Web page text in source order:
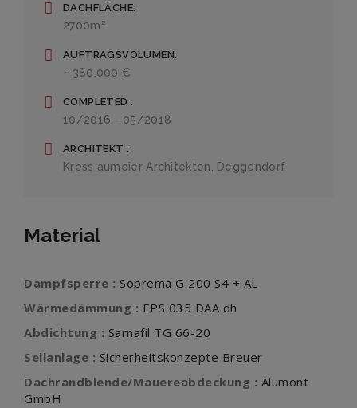
DACHFLÄCHE
2700m²
AUFTRAGSVOLUMEN
~ 380.000 €
COMPLETED
10/2016 - 05/2018
ARCHITEKT
Kress aumeier Architekten, Deggendorf
Material
Dampfsperre : Soprema G 200 S4 + AL
Wärmedämmung : EPS 035 DAA dh
Abdichtung : Sarnafil TG 66-20
Seilanlage : Sicherheitskonzepte Breuer
Dachrandblende/Mauereabdeckung : Alumont
GmbH